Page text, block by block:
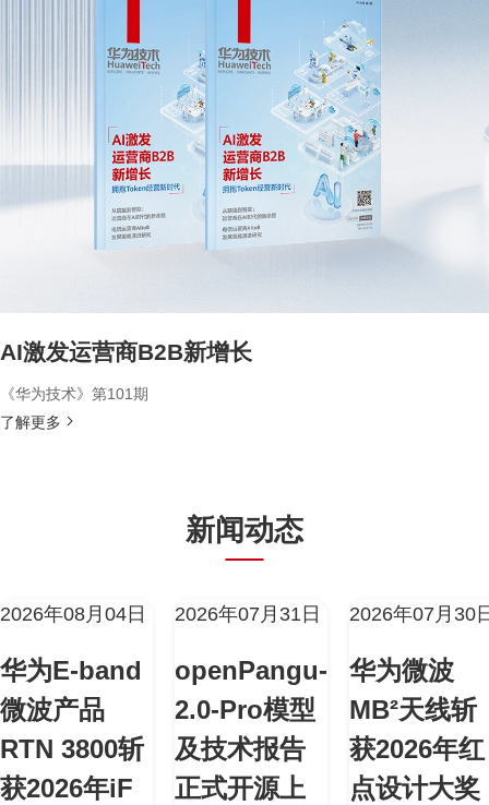
AI激发运营商B2B新增长
《华为技术》第101期
了解更多
新闻动态
2026年08月04日
华为E-band
微波产品
RTN 3800斩
获2026年iF
2026年07月31日
openPangu-
2.0-Pro模型
及技术报告
正式开源上
2026年07月30
华为微波
MB²天线斩
获2026年红
点设计大奖